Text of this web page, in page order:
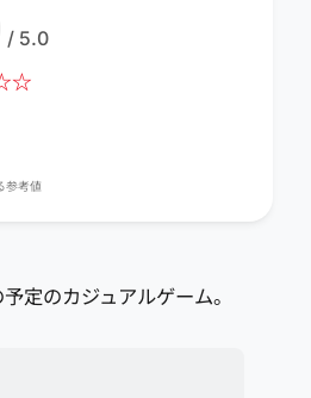
☆
/ 5.0
参考値
定のカジュアルゲーム。